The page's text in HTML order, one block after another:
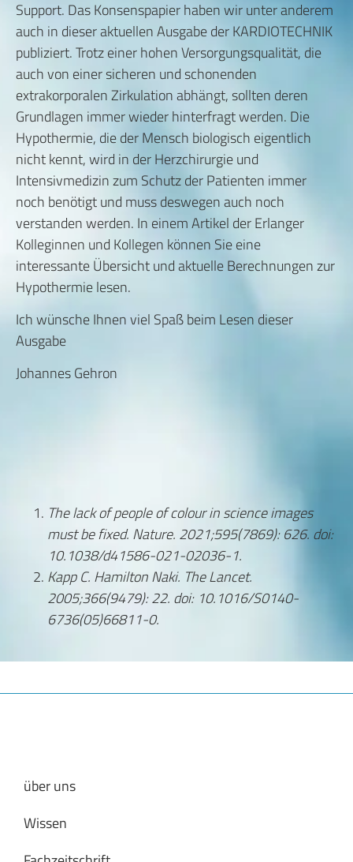
Support. Das Konsenspapier haben wir unter anderem
auch in dieser aktuellen Ausgabe der KARDIOTECHNIK
publiziert. Trotz einer hohen Versorgungsqualität, die
auch von einer sicheren und schonenden
extrakorporalen Zirkulation abhängt, sollten deren
Grundlagen immer wieder hinterfragt werden. Die
Hypothermie, die der Mensch biologisch eigentlich
nicht kennt, wird in der Herzchirurgie und
Intensivmedizin zum Schutz der Patienten immer
noch benötigt und muss deswegen auch noch
verstanden werden. In einem Artikel der Erlanger
Kolleginnen und Kollegen können Sie eine
interessante Übersicht und aktuelle Berechnungen zur
Hypothermie lesen.
Ich wünsche Ihnen viel Spaß beim Lesen dieser
Ausgabe
Johannes Gehron
The lack of people of colour in science images
must be fixed. Nature. 2021;595(7869): 626. doi:
10.1038/d41586-021-02036-1.
Kapp C. Hamilton Naki. The Lancet.
2005;366(9479): 22. doi: 10.1016/S0140-
6736(05)66811-0.
über uns
Wissen